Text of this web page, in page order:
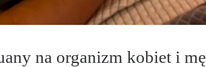
na organizm kobiet i